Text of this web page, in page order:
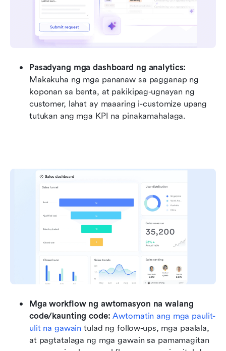
Pasadyang mga dashboard ng analytics:
Makakuha ng mga pananaw sa pagganap ng
koponan sa benta, at pakikipag-ugnayan ng
customer, lahat ay maaaring i-customize upang
tutukan ang mga KPI na pinakamahalaga.
Mga workflow ng awtomasyon na walang
code/kaunting code: Awtomatin ang mga paulit-
ulit na gawain tulad ng follow-ups, mga paalala,
at pagtatalaga ng mga gawain sa pamamagitan